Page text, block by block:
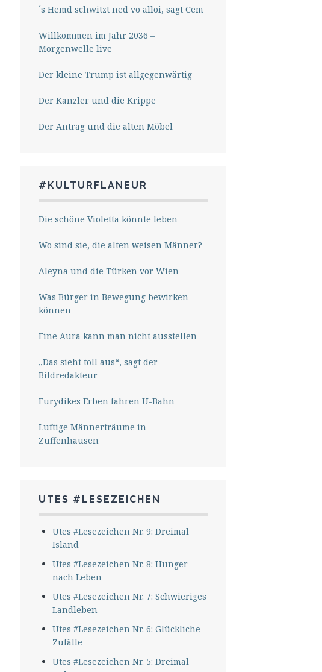
´s Hemd schwitzt ned vo alloi, sagt Cem
Willkommen im Jahr 2036 –
Morgenwelle live
Der kleine Trump ist allgegenwärtig
Der Kanzler und die Krippe
Der Antrag und die alten Möbel
#KULTURFLANEUR
Die schöne Violetta könnte leben
Wo sind sie, die alten weisen Männer?
Aleyna und die Türken vor Wien
Was Bürger in Bewegung bewirken
können
Eine Aura kann man nicht ausstellen
„Das sieht toll aus“, sagt der
Bildredakteur
Eurydikes Erben fahren U-Bahn
Luftige Männerträume in
Zuffenhausen
UTES #LESEZEICHEN
Utes #Lesezeichen Nr. 9: Dreimal
Island
Utes #Lesezeichen Nr. 8: Hunger
nach Leben
Utes #Lesezeichen Nr. 7: Schwieriges
Landleben
Utes #Lesezeichen Nr. 6: Glückliche
Zufälle
Utes #Lesezeichen Nr. 5: Dreimal